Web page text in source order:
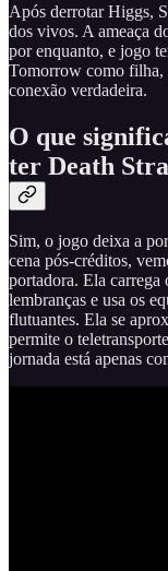
Após derrotar Higgs,
dos vivos. A ameaça
por enquanto, e jogo
Tomorrow como filha,
conexão verdadeira.
O que
ter Death
Sim, o jogo deixa a
cena pós-créditos,
portadora. Ela
lembranças e usa os
flutuantes. Ela se
permite o
jornada está apenas